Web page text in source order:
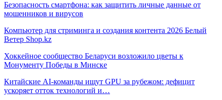
Безопасность смартфона: как защитить личные данные от
мошенников и вирусов
Компьютер для стриминга и создания контента 2026 Белый
Ветер Shop.kz
Хоккейное сообщество Беларуси возложило цветы к
Монументу Победы в Минске
Китайские AI-команды ищут GPU за рубежом: дефицит
ускоряет отток технологий и…